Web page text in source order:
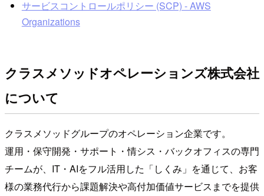
サービスコントロールポリシー (SCP) - AWS
Organizations
クラスメソッドオペレーションズ株式会社
について
クラスメソッドグループのオペレーション企業です。
運用・保守開発・サポート・情シス・バックオフィスの専門
チームが、IT・AIをフル活用した「しくみ」を通じて、お客
様の業務代行から課題解決や高付加価値サービスまでを提供